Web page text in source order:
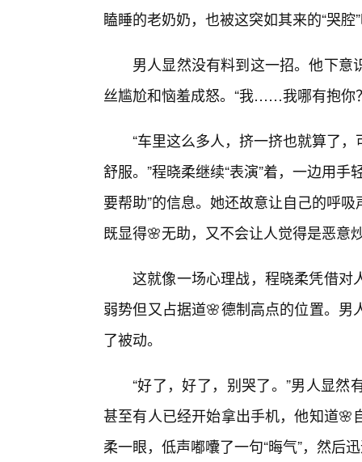
瞌睡的老奶奶，也被这突如其来的“哭腔
男人显然没有料到这一招。他下
丝尴尬和恼羞成怒。“我……我哪有抱你
“车里这么多人，挤一挤也就算了
舒服。”程晓柔继续“表演”着，一边用
要帮助”的信息。她还故意让自己的呼
既显得🌸无助，又不会让人觉得是恶意
这就像一场心理战，程晓柔凭借对
弱势但又占据道🌸德制高点的位置。
了被动。
“好了，好了，别哭了。”男人显
甚至有人已经开始拿出手机，他知道
柔一眼，低声嘟囔了一句“晦气”，然后